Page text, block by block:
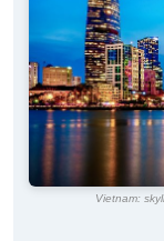
Vietnam: